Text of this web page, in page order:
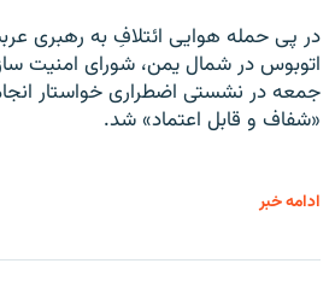
در پی حمله هوایی ائتلافِ به رهبری
اتوبوس در شمال یمن، شورای امنیت
جمعه در نشستی اضطراری خواستار
«شفاف و قابل اعتماد» شد.
ادامه خبر